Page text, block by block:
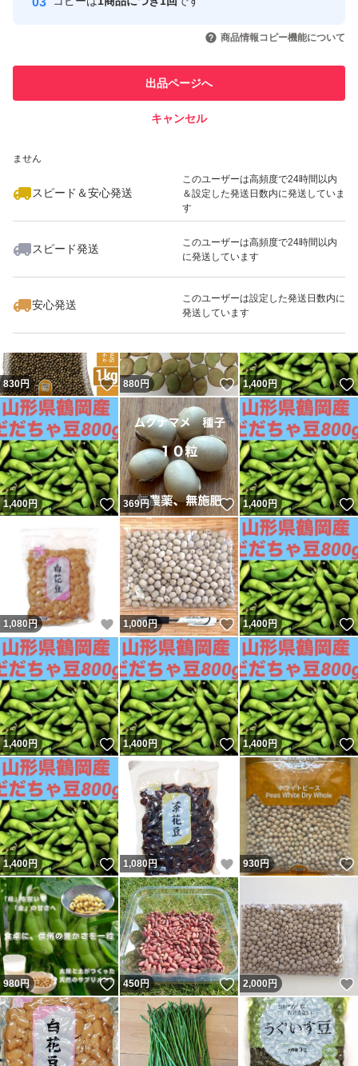
引を完了させた実績があります
での取引実績があります
ません
スピード＆安心発送
このユーザーは高頻度で24時間以内
＆設定した発送日数内に発送していま
す
スピード発送
このユーザーは高頻度で24時間以内
に発送しています
安心発送
このユーザーは設定した発送日数内に
発送しています
商品情報コピー機能について
出品ページへ
キャンセル
いいね！
1,400
830円 いいね！
880円 いいね！
1,400円
1,400円 いいね！
369円 いいね！
1,400円
1,080円 いいね！
1,000円 いいね！
1,400円
1,400円 いいね！
1,400円 いいね！
1,400円
1,400円 いいね！
1,080円 いいね！
930円
980円 いいね！
450円 いいね！
2,000円